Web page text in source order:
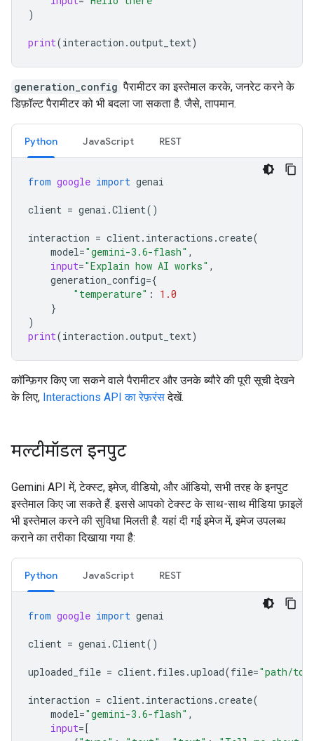
)
print(interaction .output_text)
generation_config पैरामीटर का इस्तेमाल करके, जनरेट करने के
डिफ़ॉल्ट पैरामीटर को भी बदला जा सकता है. जैसे, तापमान.
Python JavaScript REST
from google import genai
client = genai .Client()
interaction = client. interactions .create(
model="gemini-3.6-flash" ,
input="Explain how AI works" ,
generation_config={
"temperature" :
1.0
}
)
print(interaction .output_text)
कॉन्फ़िगर किए जा सकने वाले पैरामीटर और उनके ब्यौरे की पूरी सूची देखने
के लिए, Interactions API का रेफ़रंसदेखें.
मल्टीमॉडल इनपुट
Gemini API में, टेक्स्ट, इमेज, वीडियो, और ऑडियो, सभी तरह के इनपुट
इस्तेमाल किए जा सकते हैं. इससे आपको टेक्स्ट के साथ-साथ मीडिया फ़ाइलें
भी इस्तेमाल करने की सुविधा मिलती है. यहां दी गई इमेज में, इमेज उपलब्ध
कराने का तरीका दिखाया गया है:
Python JavaScript REST
from google import genai
client = genai .Client()
uploaded_file = client. files .upload(file="path/to/
interaction = client. interactions .create(
model="gemini-3.6-flash" ,
input=[